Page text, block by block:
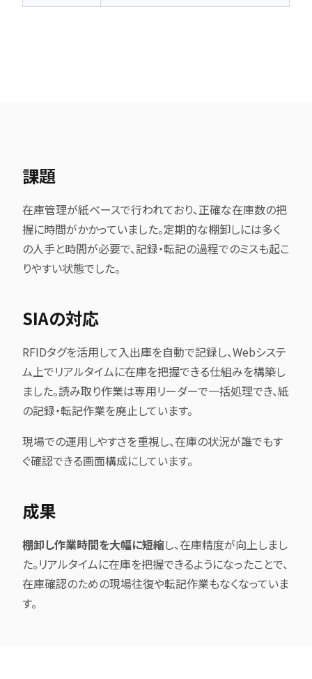
課題
在庫管理が紙ベースで行われており、正確な在庫数の把
握に時間がかかっていました。定期的な棚卸しには多く
の人手と時間が必要で、記録・転記の過程でのミスも起こ
りやすい状態でした。
SIAの対応
RFIDタグを活用して入出庫を自動で記録し、Webシステ
ム上でリアルタイムに在庫を把握できる仕組みを構築し
ました。読み取り作業は専用リーダーで一括処理でき、紙
の記録・転記作業を廃止しています。
現場での運用しやすさを重視し、在庫の状況が誰でもす
ぐ確認できる画面構成にしています。
成果
棚卸し作業時間を大幅に短縮し、在庫精度が向上しまし
た。リアルタイムに在庫を把握できるようになったことで、
在庫確認のための現場往復や転記作業もなくなっていま
す。